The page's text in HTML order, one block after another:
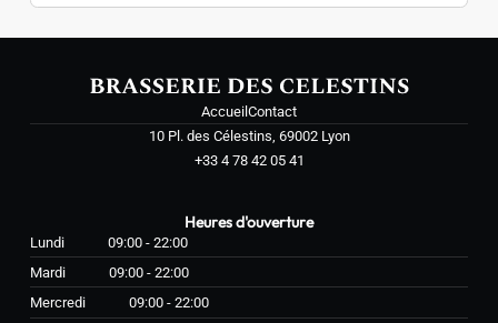
Accueil Contact
10 Pl. des Célestins, 69002 Lyon
+33 4 78 42 05 41
Heures d'ouverture
Lundi
09:00 - 22:00
Mardi
09:00 - 22:00
Mercredi
09:00 - 22:00